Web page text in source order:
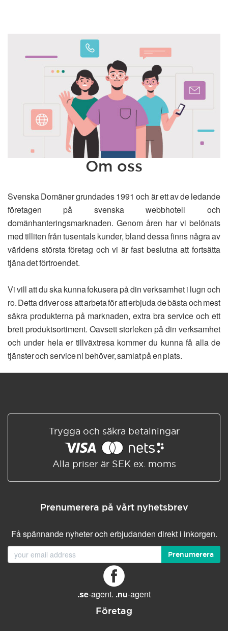
Om oss
Svenska Domäner grundades 1991 och är ett av de ledande
företagen på svenska webbhotell och
domänhanteringsmarknaden. Genom åren har vi belönats
med tilliten från tusentals kunder, bland dessa finns några av
världens största företag och vi är fast beslutna att fortsätta
tjäna det förtroendet.
Vi vill att du ska kunna fokusera på din verksamhet i lugn och
ro. Detta driver oss att arbeta för att erbjuda de bästa och mest
säkra produkterna på marknaden, extra bra service och ett
brett produktsortiment. Oavsett storleken på din verksamhet
och under hela er tillväxtresa kommer du kunna få alla de
tjänster och service ni behöver, samlat på en plats.
Trygga och säkra betalningar
Alla priser är SEK ex. moms
Prenumerera på vårt nyhetsbrev
Få spännande nyheter och erbjudanden direkt i inkorgen.
Prenumerera
.se-agent. .nu-agent
Företag